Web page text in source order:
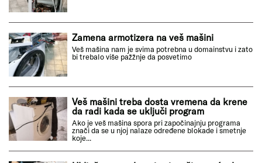
Zamena armotizera na veš mašini
Veš mašina nam je svima potrebna u domainstvu i zato
bi trebalo više pažžnje da posvetimo
Veš mašini treba dosta vremena da krene
da radi kada se uključi program
Ako je veš mašina spora pri započinajnju programa
znači da se u njoj nalaze određene blokade i smetnje
koje...